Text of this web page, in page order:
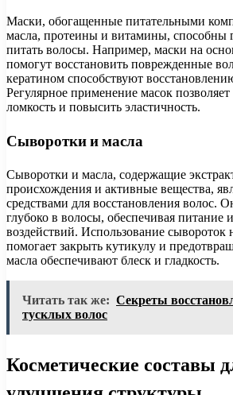
Маски, обогащенные питательными
масла, протеины и витамины, способны
питать волосы. Например, маски на
помогут восстановить поврежденные
кератином способствуют
Регулярное применение масок
ломкость и повысить эластичность.
Сыворотки и масла
Сыворотки и масла, содержащие
происхождения и активные вещества,
средствами для восстановления волос.
глубоко в волосы, обеспечивая питание
воздействий. Использование
помогает закрыть кутикулу и
масла обеспечивают блеск и гладкость.
Читать так же: Секреты
тусклых волос
Косметические составы